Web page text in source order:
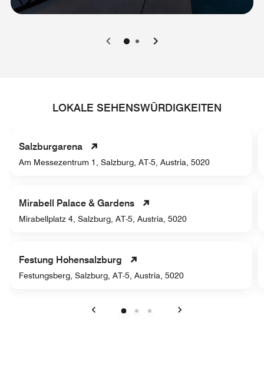
0 1
LOKALE SEHENSWÜRDIGKEITEN
Salzburgarena
Am Messezentrum 1, Salzburg, AT-5, Austria, 5020
Mirabell Palace & Gardens
Mirabellplatz 4, Salzburg, AT-5, Austria, 5020
Festung Hohensalzburg
Festungsberg, Salzburg, AT-5, Austria, 5020